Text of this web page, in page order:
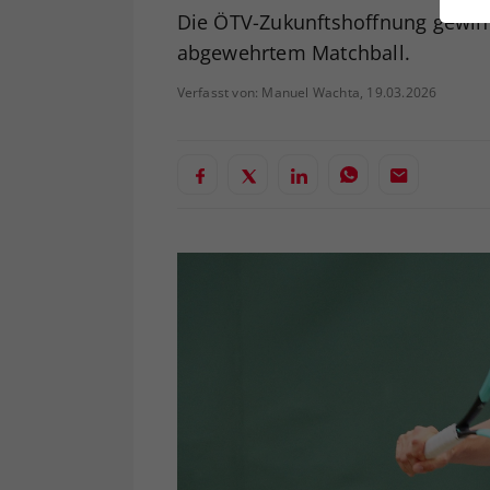
Die ÖTV-Zukunftshoffnung
abgewehrtem Matchball.
Verfasst von: Manuel Wachta, 19.03.2026